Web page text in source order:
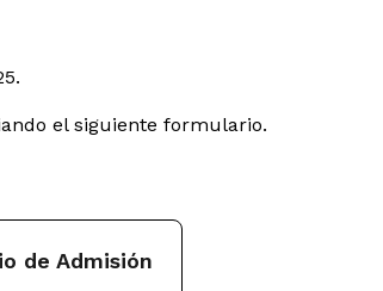
el siguiente formulario.
de Admisión